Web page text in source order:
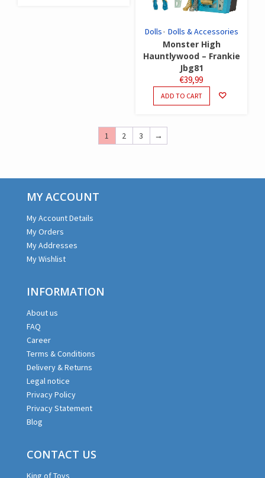
Dolls Dolls & Accessories
Monster High
Hauntlywood – Frankie
Jbg81
€39,99
ADD TO CART
1 2 3 →
MY ACCOUNT
My Account Details
My Orders
My Addresses
My Wishlist
INFORMATION
About us
FAQ
Career
Terms & Conditions
Delivery & Returns
Legal notice
Privacy Policy
Privacy Statement
Blog
CONTACT US
King of Toys